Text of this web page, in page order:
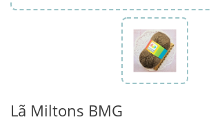
Lã Miltons BMG